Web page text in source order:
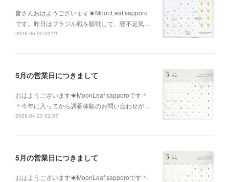
皆さんおはようございます☀MoonLeaf sapporo
です。昨日はブラジル戦を観戦して、寝不足気…
2026.06.30 02:21
5月の営業日につきまして
おはようございます☀MoonLeaf sapporoです＾
＾今年に入ってから調香体験のお問い合わせが…
2026.04.23 02:37
5月の営業日につきまして
おはようございます☀MoonLeaf sapporoです＾